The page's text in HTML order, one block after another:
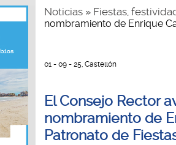
Noticias» Fiestas,
nombramiento de Enrique
01 - 09 - 25, Castellón
El Consejo Rector
nombramiento de
Patronato de